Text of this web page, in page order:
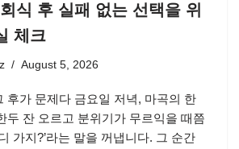
식 후 실패 없는 선택을 위
체크
August 5, 2026
후가 문제다 금요일 저녁, 마곡의 한
두 잔 오르고 분위기가 무르익을 때쯤
가지?’라는 말을 꺼냅니다. 그 순간